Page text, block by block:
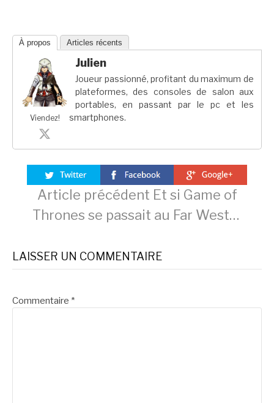
À propos Articles récents
Viendez!
Julien
Joueur passionné, profitant du maximum de
plateformes, des consoles de salon aux
portables, en passant par le pc et les
smartphones.
Lire
la
suite
Article précédent Et si Game of
Thrones se passait au Far West…
LAISSER UN COMMENTAIRE
Commentaire *